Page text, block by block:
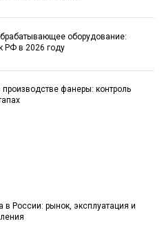
оборудование:
РФ в 2026 году
фанеры: контроль
в России: рынок, эксплуатация и